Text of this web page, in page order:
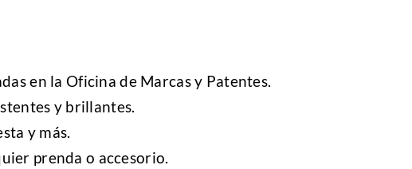
en la Oficina de Marcas y Patentes.
y brillantes.
y más.
prenda o accesorio.